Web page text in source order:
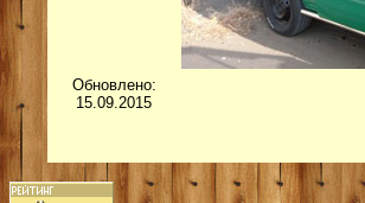
Обновлено:
15.09.2015